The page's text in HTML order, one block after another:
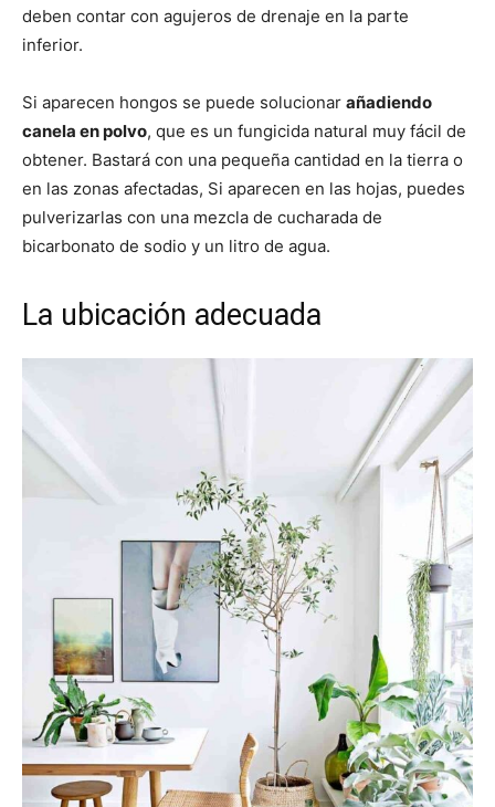
deben contar con agujeros de drenaje en la parte
inferior.
Si aparecen hongos se puede solucionar añadiendo
canela en polvo, que es un fungicida natural muy fácil de
obtener. Bastará con una pequeña cantidad en la tierra o
en las zonas afectadas, Si aparecen en las hojas, puedes
pulverizarlas con una mezcla de cucharada de
bicarbonato de sodio y un litro de agua.
La ubicación adecuada